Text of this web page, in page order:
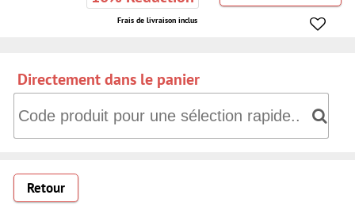
Frais de livraison inclus
Directement dans le panier
Retour